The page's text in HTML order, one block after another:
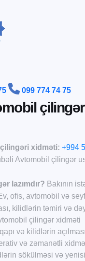
 099 774 74 75
mobil çilingər
xidməti: +994
Avtomobil çilingər
lazımdır? Bakının
ofis, avtomobil və
kilidlərin təmiri və
çilingər xidməti
və kilidlərin açılması
və zəmanətli
sökülməsi və